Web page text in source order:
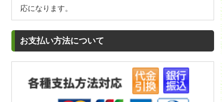
応になります。
お支払い方法について